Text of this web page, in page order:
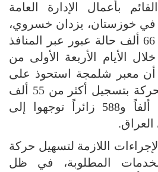
بأعمال الإدارة العامة
في خوزستان، يزدان خسروي،
عن تسجيل أكثر من 66 ألف حالة عبور عبر المنافذ
الأيام الأربعة الأولى من
معبر شلمجة استحوذ على
النصيب الأكبر من الحركة بتسجيل أكثر من 55 ألف
حالة عبور، بينها 17 ألفاً و588 زائراً توجهوا إلى
اللازمة لتسهيل حركة
الخدمات المطلوبة، في ظل